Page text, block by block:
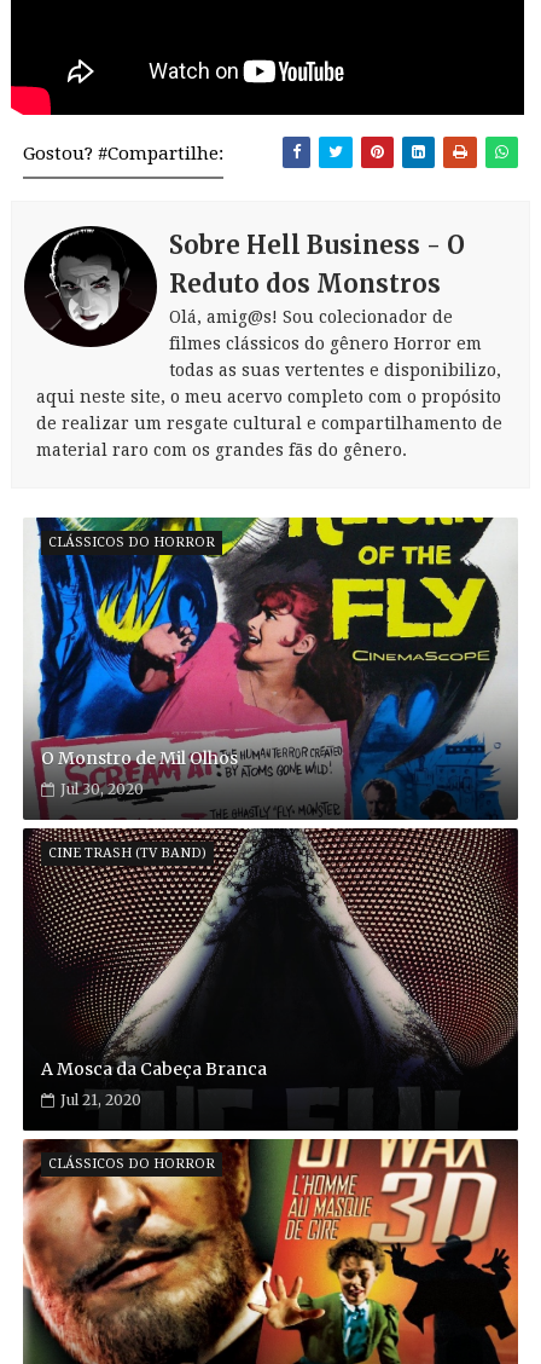
Gostou? #Compartilhe:
Sobre Hell Business - O
Reduto dos Monstros
Olá, amig@s! Sou colecionador de
filmes clássicos do gênero Horror em
todas as suas vertentes e disponibilizo,
aqui neste site, o meu acervo completo com o propósito
de realizar um resgate cultural e compartilhamento de
material raro com os grandes fãs do gênero.
CLÁSSICOS DO HORROR
O Monstro de Mil Olhos
Jul 30, 2020
CINE TRASH (TV BAND)
A Mosca da Cabeça Branca
Jul 21, 2020
CLÁSSICOS DO HORROR